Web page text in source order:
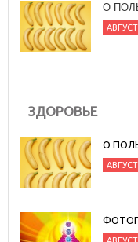
О
ЗДОРОВЬЕ
О